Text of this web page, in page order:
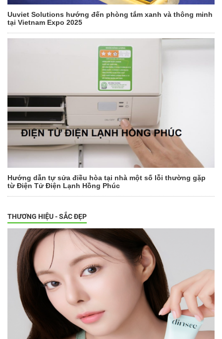
Uuviet Solutions hướng đến phòng tắm xanh và thông minh
tại Vietnam Expo 2025
Hướng dẫn tự sửa điều hòa tại nhà một số lỗi thường gặp
từ Điện Tử Điện Lạnh Hồng Phúc
THƯƠNG HIỆU - SẮC ĐẸP